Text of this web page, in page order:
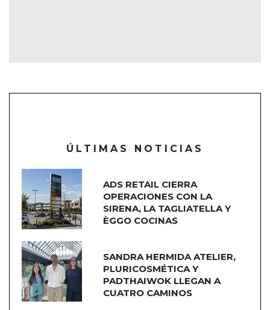
ÚLTIMAS NOTICIAS
ADS RETAIL CIERRA
OPERACIONES CON LA
SIRENA, LA TAGLIATELLA Y
ÈGGO COCINAS
SANDRA HERMIDA ATELIER,
PLURICOSMÉTICA Y
PADTHAIWOK LLEGAN A
CUATRO CAMINOS